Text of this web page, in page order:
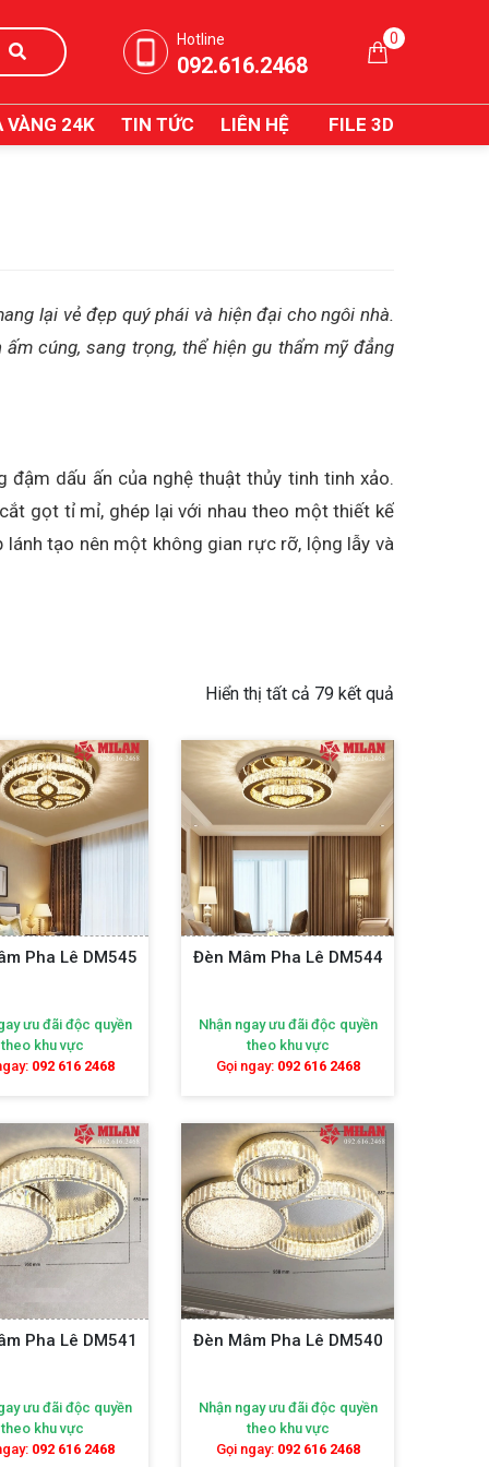
Hotline
092.616.2468
0
VÀNG 24K TIN TỨC LIÊN HỆ FILE 3D
lại vẻ đẹp quý phái và hiện đại cho ngôi nhà.
cúng, sang trọng, thể hiện gu thẩm mỹ đẳng
dấu ấn của nghệ thuật thủy tinh tinh xảo.
gọt tỉ mỉ, ghép lại với nhau theo một thiết kế
tạo nên một không gian rực rỡ, lộng lẫy và
tại châu Âu, khi các nghệ nhân tài hoa đã
cung điện và lâu đài của giới quý tộc. Từ đó,
lưu.
nghệ thuật sống động, phản chiếu ánh sáng
hay hành lang pha lê, đều tỏa ra một khí chất
tạp. Tất cả các chi tiết được lắp ghép với
rạng rỡ không gian với vẻ đẹp lộng lẫy và thu
đèn có nhiệm vụ giữ chặt các chi tiết pha
trên khung tỉ mỉ, tinh tế, mang đến vẻ đẹp cổ
mỉ theo nhiều hình dạng khác nhau như hình
một cách khéo léo, tạo nên những đường nét
chi tiết trang trí nhỏ bằng pha lê như hạt
nét hấp dẫn và sự tinh tế.
hệ thống dây điện, cung cấp nguồn sáng để
sáng lấp lánh.
dáng, kích thước và giá cả đa dạng, đáp ứng
biến hiện nay.
Hiển thị tất cả 79 kết quả
Pha Lê DM545
ưu đãi độc quyền
theo khu vực
092 616 2468
Đèn Mâm Pha Lê DM544
Nhận ngay ưu đãi độc quyền
theo khu vực
Gọi ngay: 092 616 2468
Pha Lê DM541
ưu đãi độc quyền
theo khu vực
092 616 2468
Đèn Mâm Pha Lê DM540
Nhận ngay ưu đãi độc quyền
theo khu vực
Gọi ngay: 092 616 2468